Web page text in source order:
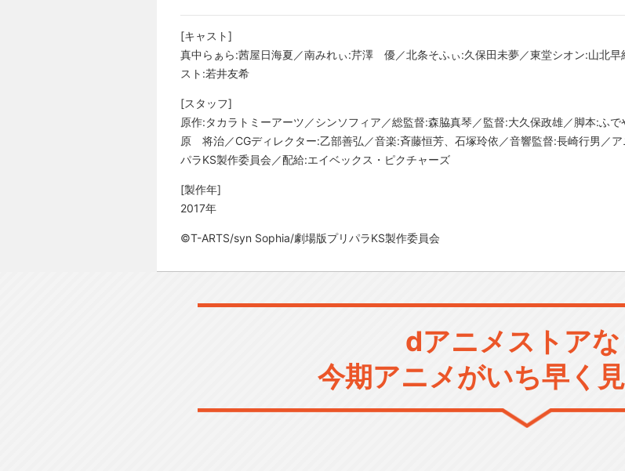
[キャスト]
真中らぁら:茜屋日海夏／南みれぃ:芹澤 優／北条そふぃ:久保田未夢／東堂シオン:山北早
スト:若井友希
[スタッフ]
原作:タカラトミーアーツ／シンソフィア／総監督:森脇真琴／監督:大久保政雄／脚本:ふ
原 将治／CGディレクター:乙部善弘／音楽:斉藤恒芳、石塚玲依／音響監督:長崎行男／
パラKS製作委員会／配給:エイベックス・ピクチャーズ
[製作年]
2017年
©T-ARTS/syn Sophia/劇場版プリパラKS製作委員会
dアニメストアな
今期アニメがいち早く